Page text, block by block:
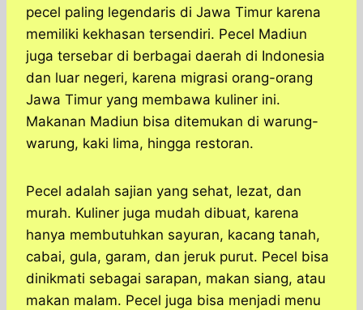
pecel paling legendaris di Jawa Timur karena
memiliki kekhasan tersendiri. Pecel Madiun
juga tersebar di berbagai daerah di Indonesia
dan luar negeri, karena migrasi orang-orang
Jawa Timur yang membawa kuliner ini.
Makanan Madiun bisa ditemukan di warung-
warung, kaki lima, hingga restoran.
Pecel adalah sajian yang sehat, lezat, dan
murah. Kuliner juga mudah dibuat, karena
hanya membutuhkan sayuran, kacang tanah,
cabai, gula, garam, dan jeruk purut. Pecel bisa
dinikmati sebagai sarapan, makan siang, atau
makan malam. Pecel juga bisa menjadi menu